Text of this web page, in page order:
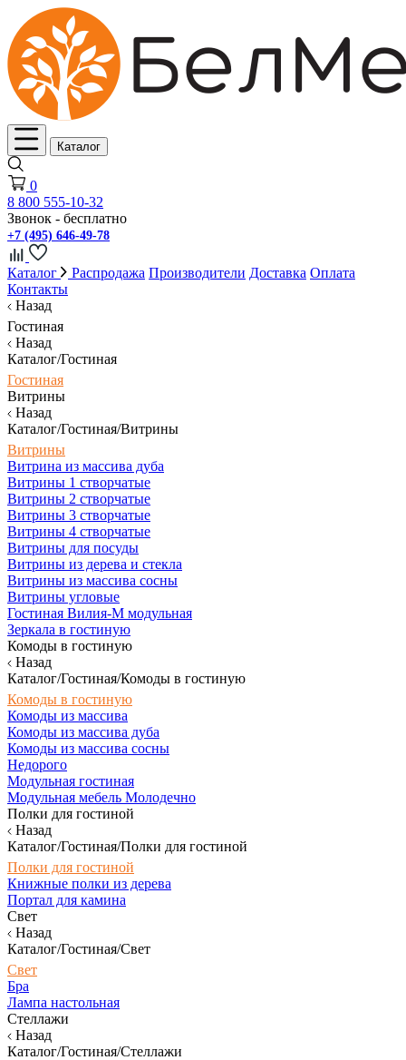
Каталог
0
8 800 555-10-32
Звонок - бесплатно
+7 (495) 646-49-78
Каталог Распродажа Производители Доставка Оплата
Контакты
Назад
Гостиная
Назад
Каталог/Гостиная
Гостиная
Витрины
Назад
Каталог/Гостиная/Витрины
Витрины
Витрина из массива дуба
Витрины 1 створчатые
Витрины 2 створчатые
Витрины 3 створчатые
Витрины 4 створчатые
Витрины для посуды
Витрины из дерева и стекла
Витрины из массива сосны
Витрины угловые
Гостиная Вилия-М модульная
Зеркала в гостиную
Комоды в гостиную
Назад
Каталог/Гостиная/Комоды в гостиную
Комоды в гостиную
Комоды из массива
Комоды из массива дуба
Комоды из массива сосны
Недорого
Модульная гостиная
Модульная мебель Молодечно
Полки для гостиной
Назад
Каталог/Гостиная/Полки для гостиной
Полки для гостиной
Книжные полки из дерева
Портал для камина
Свет
Назад
Каталог/Гостиная/Свет
Свет
Бра
Лампа настольная
Стеллажи
Назад
Каталог/Гостиная/Стеллажи